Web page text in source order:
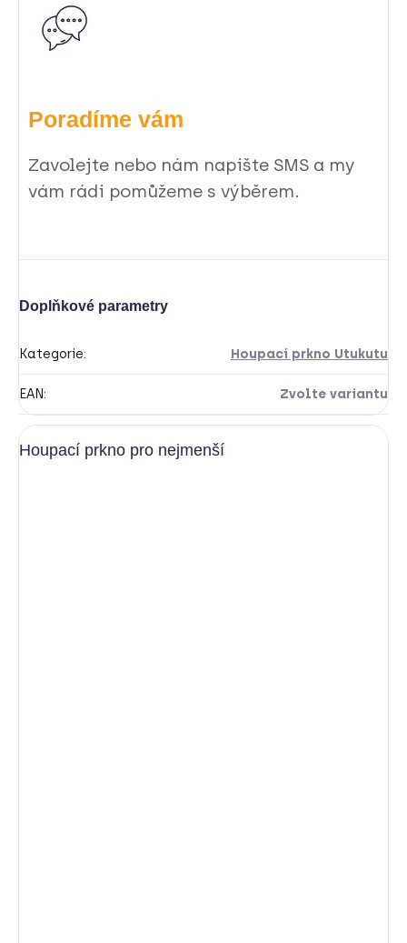
Poradíme vám
Zavolejte nebo nám napište SMS a my
vám rádi pomůžeme s výběrem.
Doplňkové parametry
Kategorie: Houpací prkno Utukutu
EAN: Zvolte variantu
Houpací prkno pro nejmenší